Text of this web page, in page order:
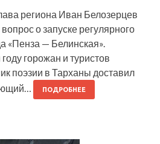
региона Иван Белозерцев
о запуске регулярного
«Пенза — Белинская».
горожан и туристов
поэзии в Тарханы доставил
ПОДРОБНЕЕ